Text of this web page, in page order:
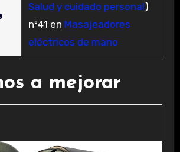
Salud y cuidado personal)
nº41 en Masajeadores
eléctricos de mano
a mejorar